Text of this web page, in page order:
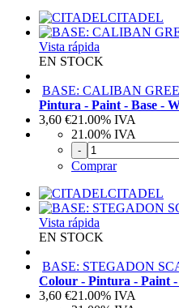
CITADEL
Vista rápida
EN STOCK
BASE: CALIBAN
Pintura - Paint - Base -
3,60 €21.00% IVA
21.00% IVA
-
Comprar
CITADEL
Vista rápida
EN STOCK
BASE: STEGADON
Colour - Pintura - Paint
3,60 €21.00% IVA